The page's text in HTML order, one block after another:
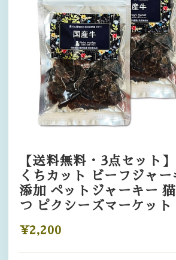
【送料無料・3点セット
くちカット ビーフジャ
添加 ペットジャーキー
つ ピクシーズマーケット
¥2,200